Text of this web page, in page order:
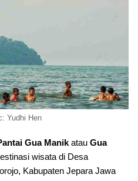
Yudhi Hen
Gua Manik atau Gua
wisata di Desa
Kabupaten Jepara Jawa